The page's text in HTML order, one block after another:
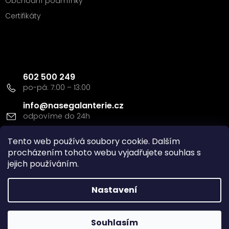
Tento web používá soubory cookie. Dalším
procházením tohoto webu vyjadřujete souhlas s
jejich používáním.
Nastavení
Souhlasím
Certifikáty
info@nasegalanterie.cz
602 500 249
Doprava a platba
Vytvořil Shoptet
Naše Galanterie s.r.o